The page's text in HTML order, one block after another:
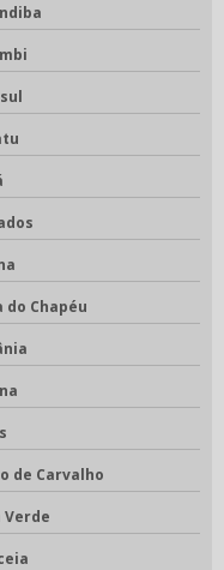
do Chapéu
de Carvalho
Verde